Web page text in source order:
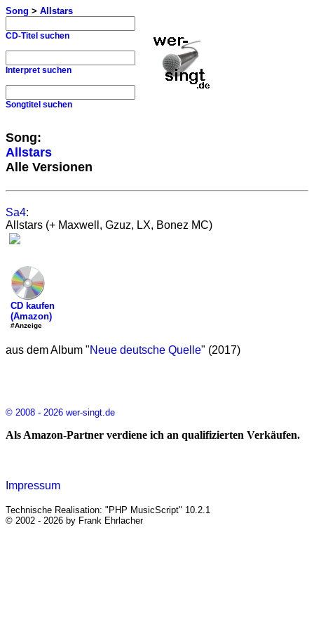
Song > Allstars
CD-Titel suchen
Interpret suchen
Songtitel suchen
Song:
Allstars
Alle Versionen
Sa4:
Allstars (+ Maxwell, Gzuz, LX, Bonez MC)
CD kaufen
(Amazon)
#Anzeige
aus dem Album "Neue deutsche Quelle" (2017)
© 2008 - 2026 wer-singt.de
Als Amazon-Partner verdiene ich an qualifizierten Verkäufen.
Impressum
Technische Realisation: "PHP MusicScript" 10.2.1
© 2002 - 2026 by Frank Ehrlacher